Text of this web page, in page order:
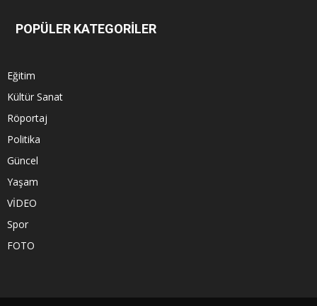
POPÜLER KATEGORİLER
Eğitim
Kültür Sanat
Röportaj
Politika
Güncel
Yaşam
VİDEO
Spor
FOTO